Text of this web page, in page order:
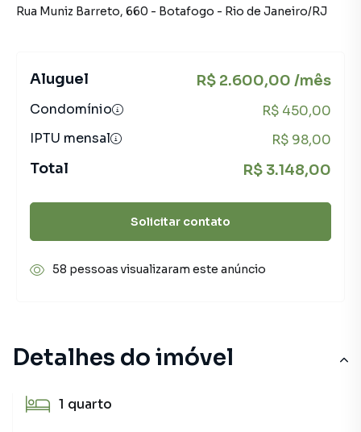
Detalhes do imóvel
1 quarto
Rua Muniz Barreto, 660 - Botafogo - Rio de Janeiro/RJ
Aluguel R$ 2.600,00 /mês
Condomínio
R$ 450,00
IPTU mensal
R$ 98,00
Total R$ 3.148,00
Solicitar contato
58 pessoas visualizaram este anúncio